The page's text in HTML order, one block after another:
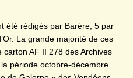
été rédigés par Barère, 5 par
La grande majorité de ces
AF II 278 des Archives
période octobre-décembre